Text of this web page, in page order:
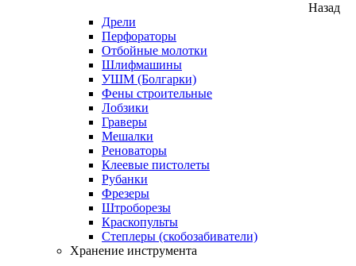
Назад
Дрели
Перфораторы
Отбойные молотки
Шлифмашины
УШМ (Болгарки)
Фены строительные
Лобзики
Граверы
Мешалки
Реноваторы
Клеевые пистолеты
Рубанки
Фрезеры
Штроборезы
Краскопульты
Степлеры (скобозабиватели)
Хранение инструмента